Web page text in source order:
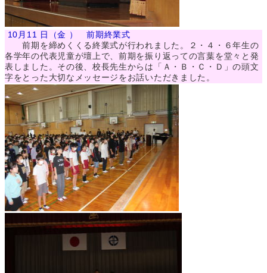
10月11 日（金 ） 前期終業式
前期を締めくくる終業式が行われました。２・４・６年生の
各学年の代表児童が壇上で、前期を振り返っての言葉を堂々と発
表しました。その後、校長先生からは「Ａ・Ｂ・Ｃ・Ｄ」の頭文
字をとった大切なメッセージをお話いただきました。